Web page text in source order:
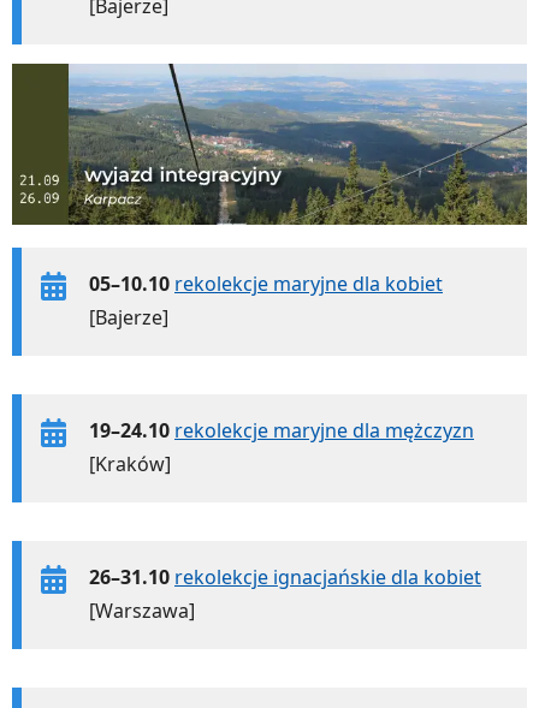
[Bajerze]
05–10.10 rekolekcje maryjne dla kobiet
[Bajerze]
19–24.10 rekolekcje maryjne dla mężczyzn
[Kraków]
26–31.10 rekolekcje ignacjańskie dla kobiet
[Warszawa]